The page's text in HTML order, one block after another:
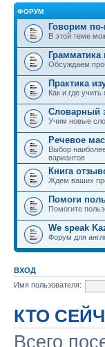
ФОРУМ
Говорим по-
В этой теме
Грамматика
Обсуждаем
Практика
Как и где
Словарный
Учим новые
Речевое
Выбор
вариантов
Книга
Ждем ваших
Помоги
Помогите
We speak
Форум для
ВХОД
Имя пользователя:
КТО
Всего